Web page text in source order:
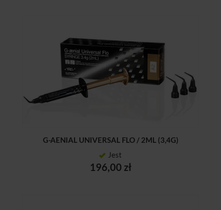
G-AENIAL UNIVERSAL FLO / 2ML (3,4G)
Jest
196,00 zł